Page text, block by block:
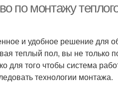
по монтажу
и удобное решение для
теплый пол, вы не только
для того чтобы система
технологии монтажа.